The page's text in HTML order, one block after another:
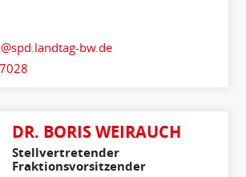
bw.de
DR. BORIS WEIRAUCH
Stellvertretender
Fraktionsvorsitzender